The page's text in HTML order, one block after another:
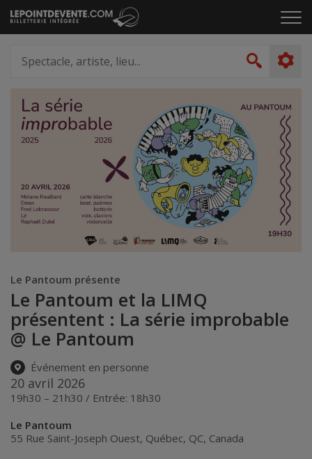
Passer
au
le
artiste,
lieu...
Le Pantoum présente
Le Pantoum et la LIMQ
présentent : La série improbable
@ Le Pantoum
Événement en personne
20 avril 2026
19h30 – 21h30 / Entrée: 18h30
Le Pantoum
55 Rue Saint-Joseph Ouest, Québec, QC, Canada